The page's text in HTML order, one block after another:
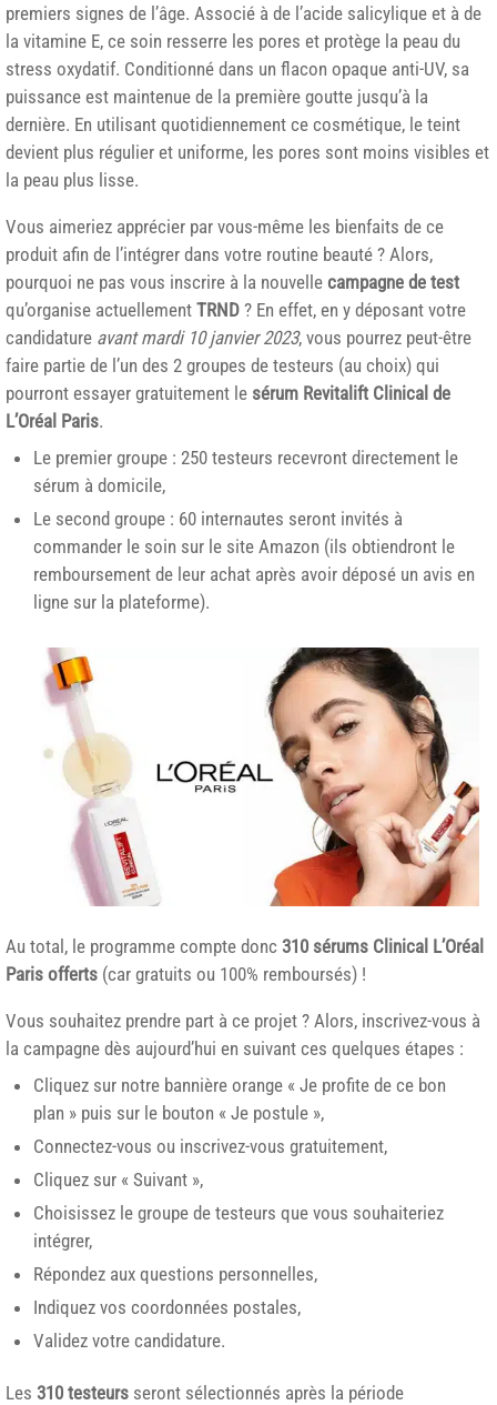
premiers signes de l’âge. Associé à de l’acide salicylique et à de
la vitamine E, ce soin resserre les pores et protège la peau du
stress oxydatif. Conditionné dans un flacon opaque anti-UV, sa
puissance est maintenue de la première goutte jusqu’à la
dernière. En utilisant quotidiennement ce cosmétique, le teint
devient plus régulier et uniforme, les pores sont moins visibles et
la peau plus lisse.
Vous aimeriez apprécier par vous-même les bienfaits de ce
produit afin de l’intégrer dans votre routine beauté ? Alors,
pourquoi ne pas vous inscrire à la nouvelle campagne de test
qu’organise actuellement TRND ? En effet, en y déposant votre
candidature avant mardi 10 janvier 2023, vous pourrez peut-être
faire partie de l’un des 2 groupes de testeurs (au choix) qui
pourront essayer gratuitement le sérum Revitalift Clinical de
L’Oréal Paris.
Le premier groupe : 250 testeurs recevront directement le
sérum à domicile,
Le second groupe : 60 internautes seront invités à
commander le soin sur le site Amazon (ils obtiendront le
remboursement de leur achat après avoir déposé un avis en
ligne sur la plateforme).
Au total, le programme compte donc 310 sérums Clinical L’Oréal
Paris offerts (car gratuits ou 100% remboursés) !
Vous souhaitez prendre part à ce projet ? Alors, inscrivez-vous à
la campagne dès aujourd’hui en suivant ces quelques étapes :
Cliquez sur notre bannière orange « Je profite de ce bon
plan » puis sur le bouton « Je postule »,
Connectez-vous ou inscrivez-vous gratuitement,
Cliquez sur « Suivant »,
Choisissez le groupe de testeurs que vous souhaiteriez
intégrer,
Répondez aux questions personnelles,
Indiquez vos coordonnées postales,
Validez votre candidature.
Les 310 testeurs seront sélectionnés après la période